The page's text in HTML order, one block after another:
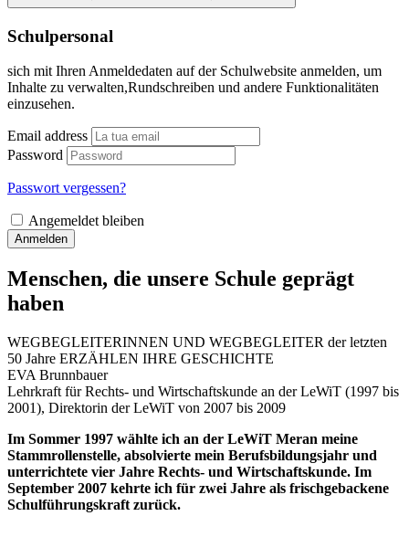
Schulpersonal
sich mit Ihren Anmeldedaten auf der Schulwebsite anmelden, um
Inhalte zu verwalten,Rundschreiben und andere Funktionalitäten
einzusehen.
Email address
Password
Passwort vergessen?
Angemeldet bleiben
Anmelden
Menschen, die unsere Schule geprägt
haben
WEGBEGLEITERINNEN UND WEGBEGLEITER der letzten
50 Jahre ERZÄHLEN IHRE GESCHICHTE
EVA Brunnbauer
Lehrkraft für Rechts- und Wirtschaftskunde an der LeWiT (1997 bis
2001), Direktorin der LeWiT von 2007 bis 2009
Im Sommer 1997 wählte ich an der LeWiT Meran meine
Stammrollenstelle, absolvierte mein Berufsbildungsjahr und
unterrichtete vier Jahre Rechts- und Wirtschaftskunde. Im
September 2007 kehrte ich für zwei Jahre als frischgebackene
Schulführungskraft zurück.